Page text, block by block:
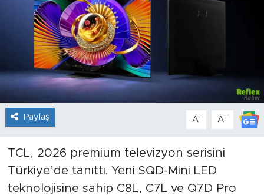
Paylaş A- A+
TCL, 2026 premium televizyon serisini
Türkiye’de tanıttı. Yeni SQD-Mini LED
teknolojisine sahip C8L, C7L ve Q7D Pro
Teknoloji